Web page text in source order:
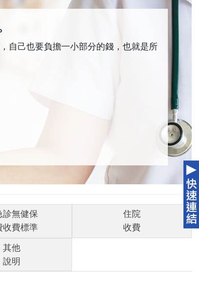
自己也要負擔一小部分的錢，也就是所
診無健保
收費標準
住院
收費
其他
說明